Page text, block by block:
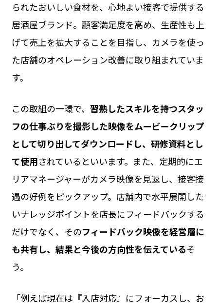
られたおいしい食材を、心地よい接客で提供する
居酒屋ブランド。顧客満足度を高め、生産性も上
げて売上を拡大することを目指し、カメラを使っ
た店舗のオペレーション改善に取り組まれていま
す。
この取組の一環で、 習熟したスキルを持つスタッ
フの仕事ぶりを撮影した映像をムービークリップ
として切り出してダウンロードし、研修資料とし
て使用されているといいます。また、定期的にエ
リアマネージャーがカメラ映像を見返し、接客接
遇の好例をピックアップ。店舗内で水平展開した
いナレッジポイントを店長にフィードバックする
だけでなく、そのフィードバック映像を経営層に
も共有し、結果と今後の方向性を伝えているそ
う。
「例えば現在は『入店対応』にフォーカスし、お